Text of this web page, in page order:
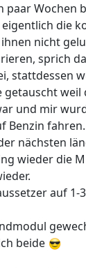
paar Wochen
die
nicht
sprich
stattdessen
getauscht weil
und mir
Benzin fahren.
nächsten
wieder die
auf 1-
beide